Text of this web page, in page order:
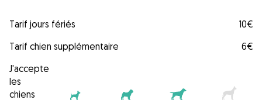
Tarif jours fériés
10€
Tarif chien supplémentaire
6€
J'accepte
les
chiens